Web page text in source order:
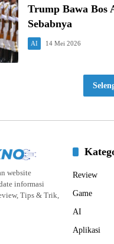
Trump Bawa Bos
Sebabnya
AI 14 Mei 2026
website
informasi
Tips & Trik,
Review
Game
AI
Aplikasi